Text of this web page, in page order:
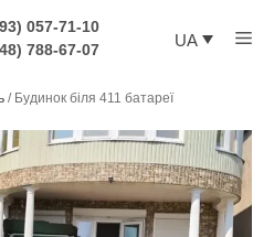
057-71-10
788-67-07
UA
/ Будинок біля 411 батареї